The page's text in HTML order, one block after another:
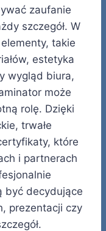
zaufanie
szczegół. W
takie
estetyka
wygląd biura,
może
rolę. Dzięki
trwałe
które
i partnerach
być decydujące
prezentacji czy